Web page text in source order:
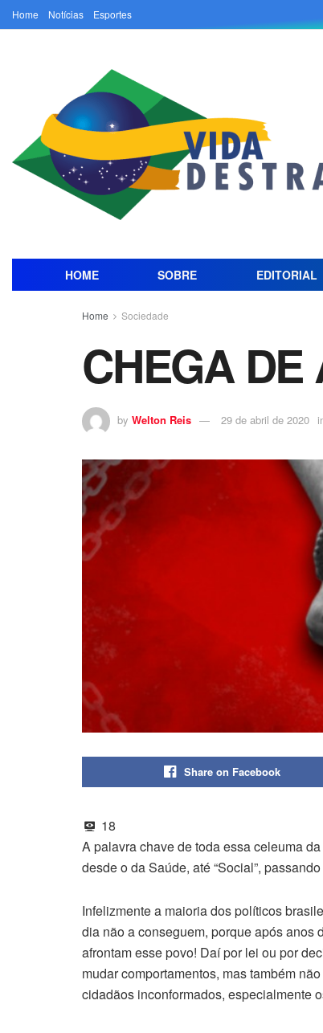
Home Notícias Esportes
HOME SOBRE EDITORIAL
Home Sociedade
CHEGA DE
by Welton Reis 29 de abril de 2020
Share on Facebook
18
A palavra chave de toda essa celeuma
desde o da Saúde, até “Social”,
Infelizmente a maioria dos políticos
dia não a conseguem, porque após anos
afrontam esse povo! Daí por lei ou por
mudar comportamentos, mas também
cidadãos inconformados, especialmente